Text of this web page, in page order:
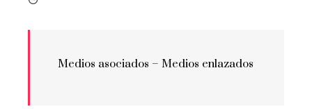
Medios asociados – Medios enlazados